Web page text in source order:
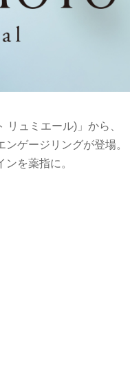
ュミエール)」から、
ゲージリングが登場。
を薬指に。